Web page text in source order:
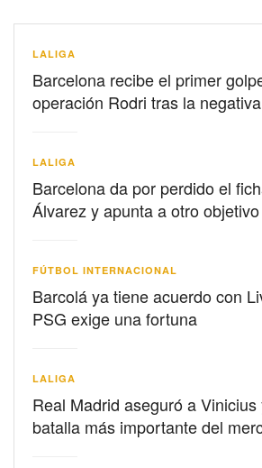
LALIGA
Barcelona recibe el primer
operación Rodri tras la
LALIGA
Barcelona da por perdido el
Álvarez y apunta a otro objetivo
FÚTBOL INTERNACIONAL
Barcolá ya tiene acuerdo con
PSG exige una fortuna
LALIGA
Real Madrid aseguró a
batalla más importante del